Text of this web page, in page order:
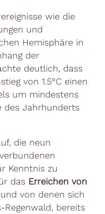
wie die
und
Hemisphäre in
der
deutlich, dass
von 1.5°C einen
um mindestens
des Jahrhunderts
die neun
Kenntnis zu
das Erreichen von
von denen sich
Regenwald, bereits